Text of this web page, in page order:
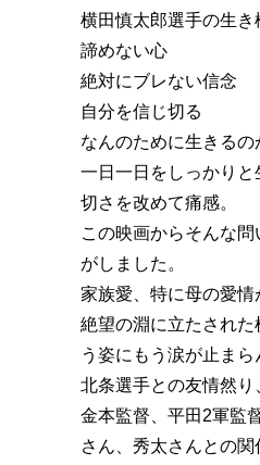
横田慎太郎選手の生き
諦めない心
絶対にブレない信念
自分を信じ切る
なんのために生きるの
一日一日をしっかり
切さを改めて痛感。
この映画からそんな
がしました。
家族愛、特に母の愛情
絶望の淵に立たされ
う姿にもう涙が止まら
北条選手との友情然り
金本監督、平田2軍監
さん、秀太さんとの